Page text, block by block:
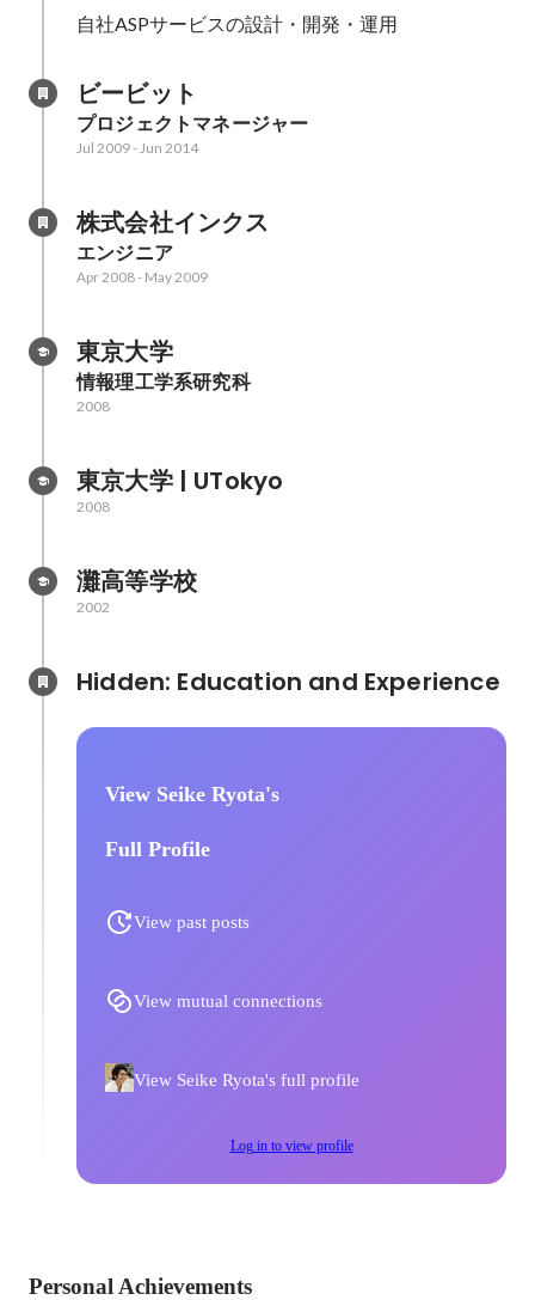
自社ASPサービスの設計・開発・運用
ビービット
プロジェクトマネージャー
Jul 2009-Jun 2014
株式会社インクス
エンジニア
Apr 2008- May 2009
東京大学
情報理工学系研究科
2008
東京大学 | UTokyo
2008
灘高等学校
2002
View Seike Ryota's
Full Profile
View past posts
View mutual connections
View Seike Ryota's full profile
Log in to view profile
Personal Achievements